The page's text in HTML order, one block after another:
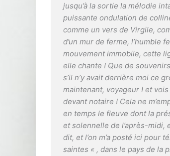
jusqu’à la sortie la mélodie
puissante ondulation de
comme un vers de Virgile,
d’un mur de ferme, l’humble
mouvement immobile, cette
elle chante ! Que de
s’il n’y avait derrière moi ce
maintenant, voyageur ! et
devant notaire ! Cela ne
en temps le fleuve dont la
et solennelle de l’après-midi,
dit, et l’on m’a posté ici pour
saintes « , dans le pays de la